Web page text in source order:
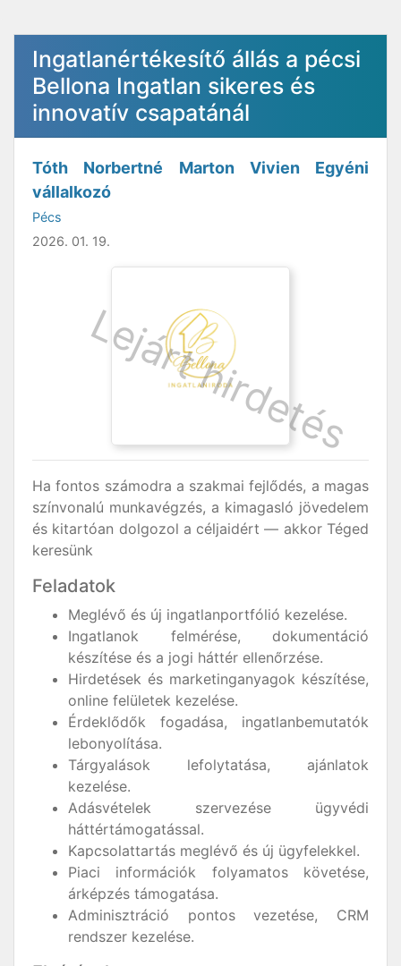
Ingatlanértékesítő állás a pécsi
Bellona Ingatlan sikeres és
innovatív csapatánál
Tóth Norbertné Marton Vivien Egyéni
vállalkozó
Pécs
2026. 01. 19.
Ha fontos számodra a szakmai fejlődés, a magas
színvonalú munkavégzés, a kimagasló jövedelem
és kitartóan dolgozol a céljaidért — akkor Téged
keresünk
Feladatok
Meglévő és új ingatlanportfólió kezelése.
Ingatlanok felmérése, dokumentáció
készítése és a jogi háttér ellenőrzése.
Hirdetések és marketinganyagok készítése,
online felületek kezelése.
Érdeklődők fogadása, ingatlanbemutatók
lebonyolítása.
Tárgyalások lefolytatása, ajánlatok
kezelése.
Adásvételek szervezése ügyvédi
háttértámogatással.
Kapcsolattartás meglévő és új ügyfelekkel.
Piaci információk folyamatos követése,
árképzés támogatása.
Adminisztráció pontos vezetése, CRM
rendszer kezelése.